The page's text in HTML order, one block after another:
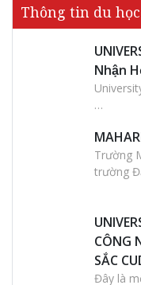
Thông tin du học
Nhận
…
Trường
trường
CÔNG
SẮC
Đây là